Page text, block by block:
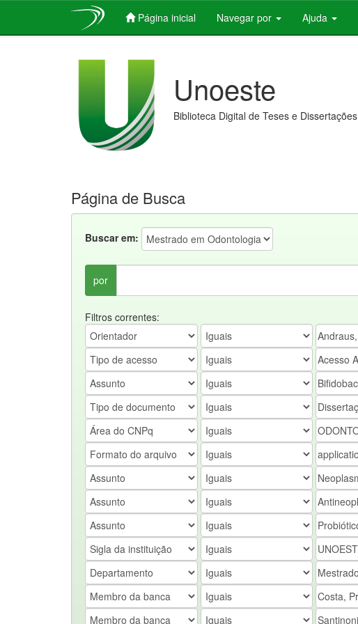
Página inicial Navegar por Ajuda
Unoeste
Biblioteca Digital de Teses e Dissertações
Página de Busca
Buscar em:
por
Filtros correntes: